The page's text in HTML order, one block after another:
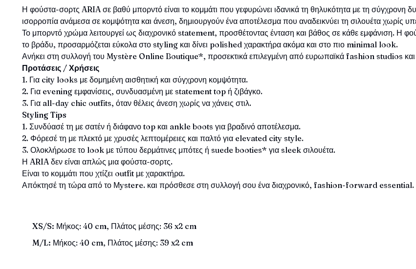
Η φούστα-σορτς ARIA σε βαθύ μπορντό είναι το κομμάτι που γεφυρώνει ιδανικά τη θηλυκότητα με τη
ισορροπία ανάμεσα σε κομψότητα και άνεση, δημιουργούν ένα αποτέλεσμα που αναδεικνύει τη σιλουέτα χωρίς
Το μπορντό χρώμα λειτουργεί ως διαχρονικό statement, προσθέτοντας ένταση και βάθος σε κάθε εμφάνιση. Η
το βράδυ, προσαρμόζεται εύκολα στο styling και δίνει polished χαρακτήρα ακόμα και στο πιο minimal look.
Ανήκει στη συλλογή του Mystère Online Boutique*, προσεκτικά επιλεγμένη από ευρωπαϊκά fashion studios και
Προτάσεις / Χρήσεις
1. Για city looks με δομημένη αισθητική και σύγχρονη κομψότητα.
2. Για evening εμφανίσεις, συνδυασμένη με statement top ή ζιβάγκο.
3. Για all-day chic outfits, όταν θέλεις άνεση χωρίς να χάνεις στιλ.
Styling Tips
1. Συνδύασέ τη με σατέν ή διάφανο top και ankle boots για βραδινό αποτέλεσμα.
2. Φόρεσέ τη με πλεκτό με χρυσές λεπτομέρειες και παλτό για elevated city style.
3. Ολοκλήρωσε το look με τύπου δερμάτινες μπότες ή suede booties* για sleek σιλουέτα.
Η ARIA δεν είναι απλώς μια φούστα-σορτς.
Είναι το κομμάτι που χτίζει outfit με χαρακτήρα.
Απόκτησέ τη τώρα από το Μystere. και πρόσθεσε στη συλλογή σου ένα διαχρονικό, fashion-forward essential.
XS/S: Μήκος: 40 cm, Πλάτος μέσης: 36 x2 cm
M/L: Μήκος: 40 cm, Πλάτος μέσης: 39 x2 cm